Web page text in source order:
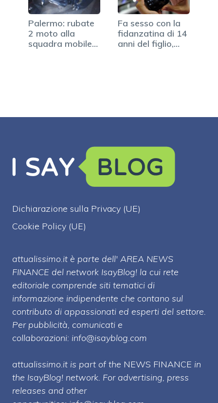
Palermo: rubate
2 moto alla
squadra mobile
Fa sesso con la
fidanzatina di 14
anni del figlio,…
Dichiarazione sulla Privacy (UE)
Cookie Policy (UE)
attualissimo.it è parte dell' AREA NEWS
FINANCE del network IsayBlog! la cui rete
editoriale comprende siti tematici di
informazione indipendente che contano sul
contributo di appassionati ed esperti del settore.
Per pubblicità, comunicati e
collaborazioni: info@isayblog.com
attualissimo.it is part of the NEWS FINANCE in
the IsayBlog! network. For advertising, press
releases and other